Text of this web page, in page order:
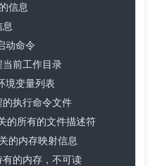
信息
动命令
前工作目录
境变量列表
执行命令文件
的所有的文件描述符
的内存映射信息
的内存，不可读